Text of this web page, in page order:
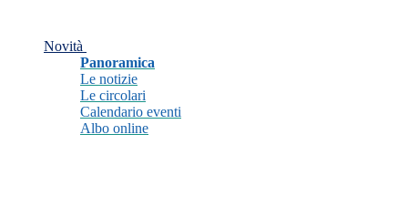
Novità
Panoramica
Le notizie
Le circolari
Calendario eventi
Albo online